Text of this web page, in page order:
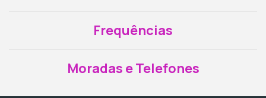
Frequências
Moradas e Telefones